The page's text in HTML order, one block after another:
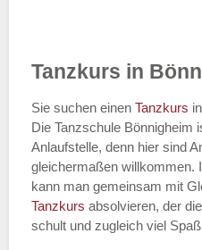
Tanzkurs in
Sie suchen einen Tanzkurs
Die Tanzschule Bönnigheim
Anlaufstelle, denn hier sind
gleichermaßen willkommen.
kann man gemeinsam mit
Tanzkurs absolvieren, der
schult und zugleich viel